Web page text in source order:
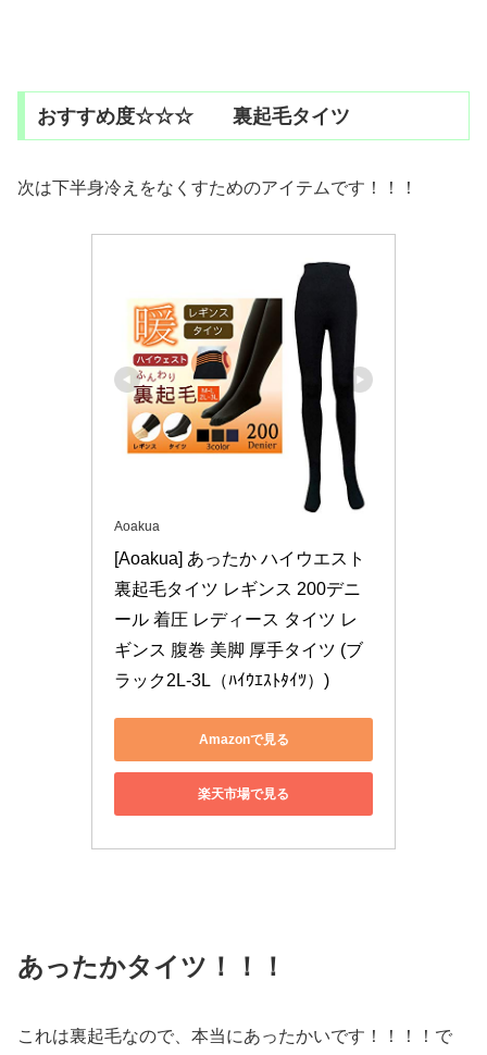
おすすめ度☆☆☆ 裏起毛タイツ
次は下半身冷えをなくすためのアイテムです！！！
Aoakua
[Aoakua] あったか ハイウエスト
裏起毛タイツ レギンス 200デニ
ール 着圧 レディース タイツ レ
ギンス 腹巻 美脚 厚手タイツ (ブ
ラック2L-3L（ﾊｲｳｴｽﾄﾀｲﾂ）)
Amazonで見る
楽天市場で見る
あったかタイツ！！！
これは裏起毛なので、本当にあったかいです！！！！で